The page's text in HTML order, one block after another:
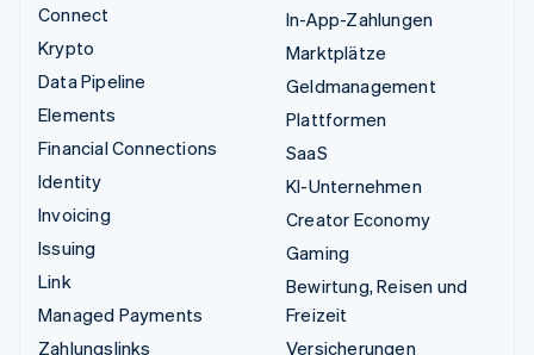
Connect
Krypto
Data Pipeline
Elements
Financial Connections
Identity
Invoicing
Issuing
Link
Managed Payments
Zahlungslinks
In-App-Zahlungen
Marktplätze
Geldmanagement
Plattformen
SaaS
KI-Unternehmen
Creator Economy
Gaming
Bewirtung, Reisen und
Freizeit
Versicherungen